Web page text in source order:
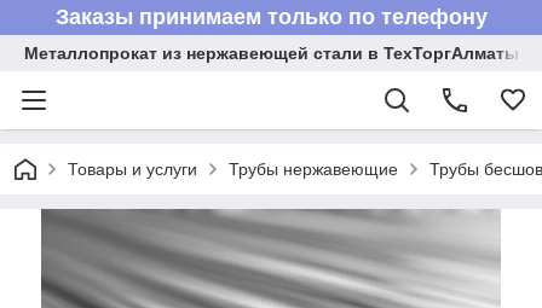
Заказы принимаем только по телефону
Металлопрокат из нержавеющей стали в ТехТоргАлматы
Товары и услуги Трубы нержавеющие Трубы